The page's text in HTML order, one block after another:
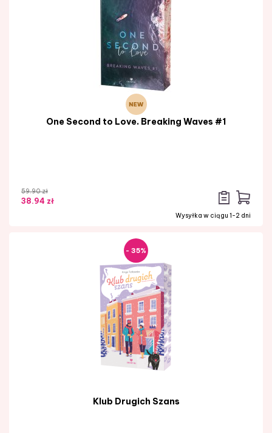
One Second to Love. Breaking Waves #1
59.90 zł
38.94 zł
Wysyłka w ciągu 1-2 dni
- 35%
Klub Drugich Szans